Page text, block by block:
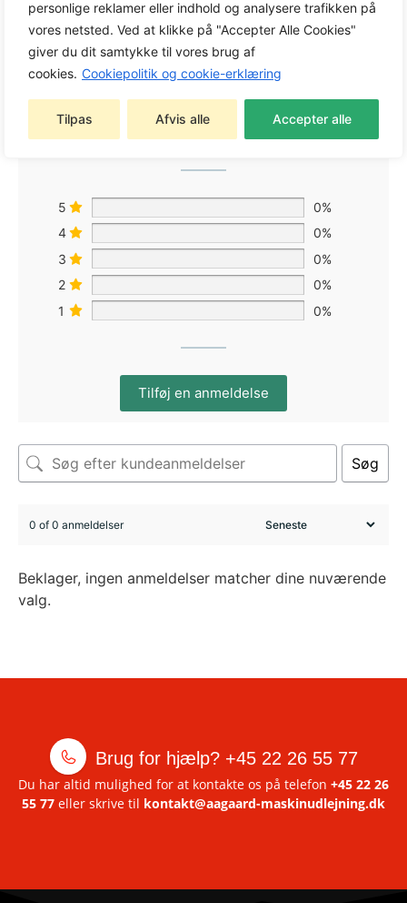
personlige reklamer eller indhold og analysere trafikken på
vores netsted. Ved at klikke på "Accepter Alle Cookies"
giver du dit samtykke til vores brug af
cookies. Cookiepolitik og cookie-erklæring
Tilpas Afvis alle Accepter alle
0,0
5
0%
4
0%
3
0%
2
0%
1
0%
Tilføj en anmeldelse
Søg
0 of 0 anmeldelser
Beklager, ingen anmeldelser matcher dine nuværende
valg.
Brug for hjælp? +45 22 26 55 77
Du har altid mulighed for at kontakte os på telefon +45 22 26
55 77 eller skrive til kontakt@aagaard-maskinudlejning.dk